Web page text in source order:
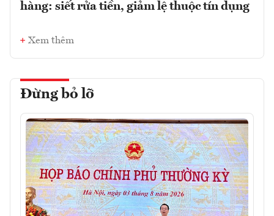
hàng: siết rửa tiền, giảm lệ thuộc tín dụng
Xem thêm
Đừng bỏ lỡ